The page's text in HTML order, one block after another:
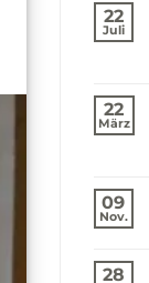
22
Juli
22
März
09
Nov.
28